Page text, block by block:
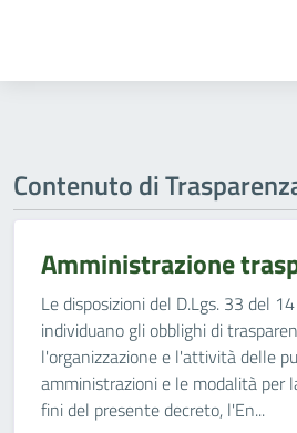
Contenuto di
Amministrazione
Le disposizioni del D.Lgs. 33 del
individuano gli obblighi di
l'organizzazione e l'attività delle
amministrazioni e le modalità per
fini del presente decreto, l'En...